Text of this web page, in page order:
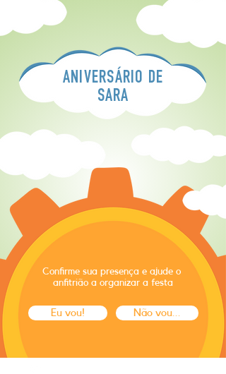
Confirme sua presença e ajude o
anfitrião a organizar a festa
Eu vou! Não vou...
ANIVERSÁRIO DE
SARA